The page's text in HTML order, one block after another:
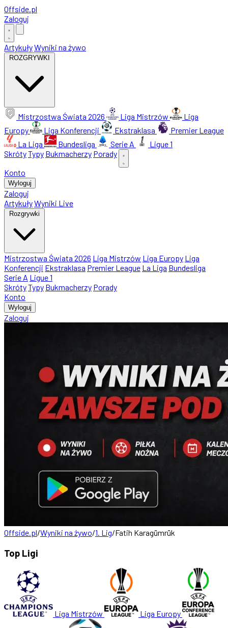
Offside.pl
Zaloguj
ArtykułyWyniki na żywo
ROZGRYWKI
Mistrzostwa Świata 2026 Liga Mistrzów
Liga
Europy
Liga Konferencji Ekstraklasa
Premier League
La Liga
Bundesliga Serie A
Ligue 1
SkrótyTypy Bukmacherzy Porady
Konto
Wyloguj
Zaloguj
ArtykułyWyniki Live
Rozgrywki
Mistrzostwa Świata 2026 Liga Mistrzów Liga Europy Liga
Konferencji Ekstraklasa Premier League La Liga Bundesliga
Serie A Ligue 1
SkrótyTypy Bukmacherzy Porady
Konto
Wyloguj
Zaloguj
Offside.pl/Wyniki na żywo/1. Lig/Fatih Karagümrük
Top Ligi
Liga Mistrzów Liga Europy